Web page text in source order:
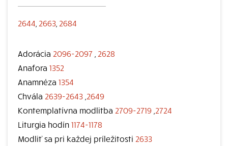
2644 2663 2684
Adorácia 2096-2097 2628
Anafora 1352
Anamnéza 1354
Chvála 2639-2643 2649
Kontemplatívna modlitba 2709-2719 2724
Liturgia hodín 1174-1178
Modliť sa pri každej príležitosti 2633